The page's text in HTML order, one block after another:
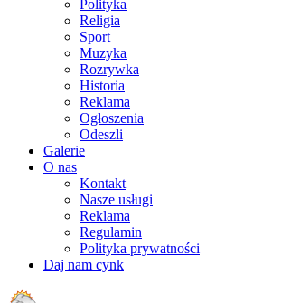
Polityka
Religia
Sport
Muzyka
Rozrywka
Historia
Reklama
Ogłoszenia
Odeszli
Galerie
O nas
Kontakt
Nasze usługi
Reklama
Regulamin
Polityka prywatności
Daj nam cynk